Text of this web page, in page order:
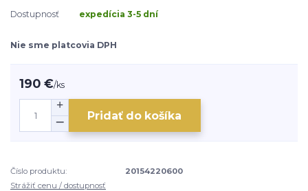
Dostupnosť expedícia 3-5 dní
Nie sme platcovia DPH
190 €/ks
Pridať do košíka
Číslo produktu:
20154220600
Strážiť cenu / dostupnosť